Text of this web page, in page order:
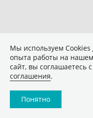
Мы используем Сookies
опыта работы на
сайт, вы соглашаетесь
соглашения.
Понятно